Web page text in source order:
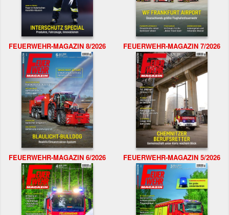
FEUERWEHR-MAGAZIN 8/2026 FEUERWEHR-MAGAZIN 7/2026
FEUERWEHR-MAGAZIN 6/2026 FEUERWEHR-MAGAZIN 5/2026